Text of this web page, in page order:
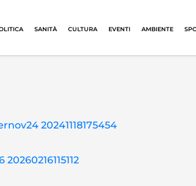
SANITÀ CULTURA EVENTI AMBIENTE